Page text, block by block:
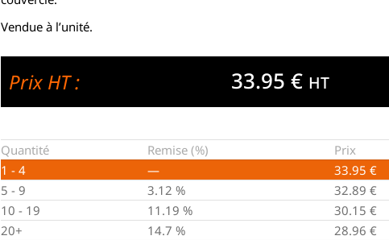
Vendue à l’unité.
Prix HT : 33.95€ HT
Quantité Remise (%)
Prix
1 - 4
— 33.95 €
5 - 9
3.12 % 32.89 €
10 - 19
11.19 % 30.15 €
20+
14.7 % 28.96 €